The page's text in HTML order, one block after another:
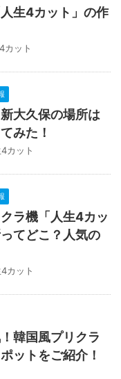
生4カット」の作
カット
大久保の場所は
みた！
4カット
ラ機「人生4カッ
てどこ？人気の
4カット
韓国風プリクラ
ットをご紹介！